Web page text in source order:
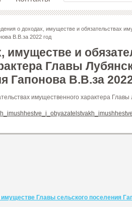
о доходах, имуществе и обязательствах
В.В.за 2022 год
имуществе и
Главы
Гапонова В.В.за
имущественного характера Главы
Главы сельского поселения